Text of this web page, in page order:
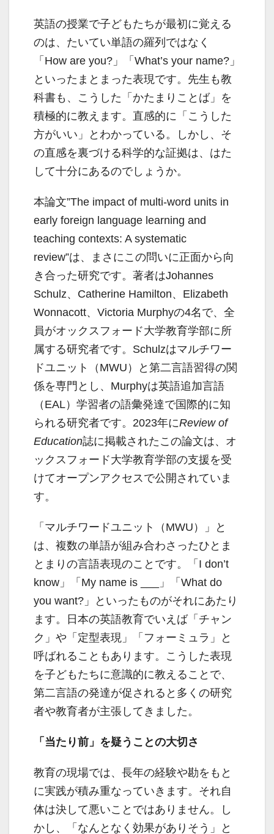
英語の授業で子どもたちが最初に覚える
のは、たいてい単語の羅列ではなく
「How are you?」「What’s your name?」
といったまとまった表現です。先生も教
科書も、こうした「かたまりことば」を
積極的に教えます。直感的に「こうした
方がいい」とわかっている。しかし、そ
の直感を裏づける科学的な証拠は、はた
して十分にあるのでしょうか。
本論文”The impact of multi-word units in
early foreign language learning and
teaching contexts: A systematic
review”は、まさにこの問いに正面から向
き合った研究です。著者はJohannes
Schulz、Catherine Hamilton、Elizabeth
Wonnacott、Victoria Murphyの4名で、全
員がオックスフォード大学教育学部に所
属する研究者です。Schulzはマルチワー
ドユニット（MWU）と第二言語習得の関
係を専門とし、Murphyは英語追加言語
（EAL）学習者の語彙発達で国際的に知
られる研究者です。2023年にReview of
Education誌に掲載されたこの論文は、オ
ックスフォード大学教育学部の支援を受
けてオープンアクセスで公開されていま
す。
「マルチワードユニット（MWU）」と
は、複数の単語が組み合わさったひとま
とまりの言語表現のことです。「I don’t
know」「My name is ___」「What do
you want?」といったものがそれにあたり
ます。日本の英語教育でいえば「チャン
ク」や「定型表現」「フォーミュラ」と
呼ばれることもあります。こうした表現
を子どもたちに意識的に教えることで、
第二言語の発達が促されると多くの研究
者や教育者が主張してきました。
「当たり前」を疑うことの大切さ
教育の現場では、長年の経験や勘をもと
に実践が積み重なっていきます。それ自
体は決して悪いことではありません。し
かし、「なんとなく効果がありそう」と